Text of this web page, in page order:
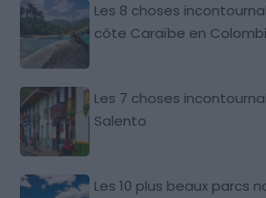
Les 8 choses
côte Caraïbe en
Les 7 choses
Salento
Les 10 plus beaux parcs